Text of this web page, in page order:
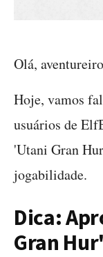
Olá,
Hoje, vamos
usuários de
'Utani Gran
jogabilidade.
Dica:
Gran Hur'